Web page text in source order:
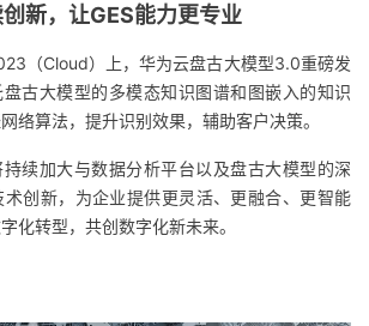
新，让GES能力更专业
（Cloud）上，华为云盘古大模型3.0重磅发
古大模型的多模态知识图谱和图嵌入的知识
络算法，提升识别效果，辅助客户决策。
续加大与数据分析平台以及盘古大模型的深
创新，为企业提供更灵活、更融合、更智能
化转型，共创数字化新未来。